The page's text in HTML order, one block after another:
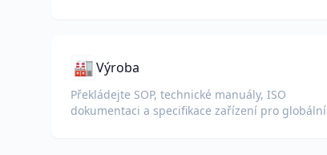
🏭Výroba
Překládejte SOP, technické manuály, ISO
dokumentaci a specifikace zařízení pro globální